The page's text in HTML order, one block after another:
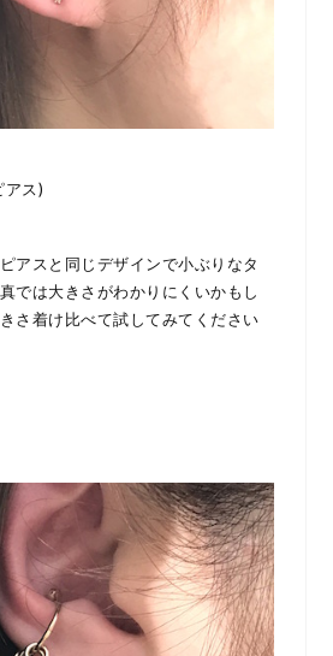
ス)
アスと同じデザインで小ぶりなタ
では大きさがわかりにくいかもし
さ着け比べて試してみてください